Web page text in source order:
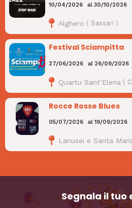
10/04/2026 al 30/10/2026
Alghero ( Sassari )
Festival Sciampitta
27/06/2026 al 26/09/2026
Quartu Sant’Elena (
Rocce Rosse Blues
05/07/2026 al 19/09/2026
Lanusei e Santa
Segnala il tuo